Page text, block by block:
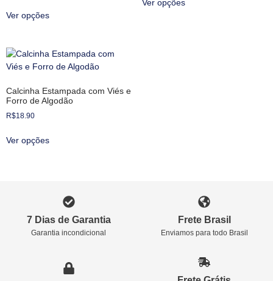
Ver opções
Ver opções
Calcinha Estampada com Viés e
Forro de Algodão
R$18.90
Ver opções
7 Dias de Garantia
Garantia incondicional
Frete Brasil
Enviamos para todo Brasil